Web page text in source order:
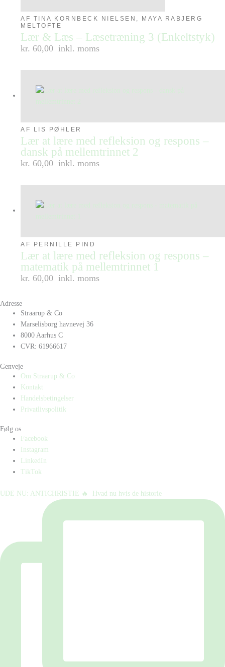
AF TINA KORNBECK NIELSEN, MAYA RABJERG
MELTOFTE
Lær & Læs – Læsetræning 3 (Enkeltstyk)
kr. 60,00 inkl. moms
AF LIS PØHLER
Lær at lære med refleksion og respons –
dansk på mellemtrinnet 2
kr. 60,00 inkl. moms
AF PERNILLE PIND
Lær at lære med refleksion og respons –
matematik på mellemtrinnet 1
kr. 60,00 inkl. moms
Adresse
Straarup & Co
Marselisborg havnevej 36
8000 Aarhus C
CVR: 61966617
Genveje
Om Straarup & Co
Kontakt
Handelsbetingelser
Privatlivspolitik
Følg os
Facebook
Instagram
LinkedIn
TikTok
UDE NU: ANTICHRISTIE 🔥⁠ ⁠ Hvad nu hvis de historie